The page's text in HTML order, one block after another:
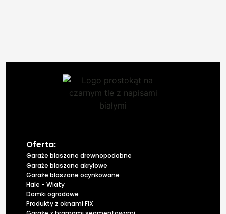
Oferta:
Garaże blaszane drewnopodobne
Garaże blaszane akrylowe
Garaże blaszane ocynkowane
Hale - Wiaty
Domki ogrodowe
Produkty z oknami FIX